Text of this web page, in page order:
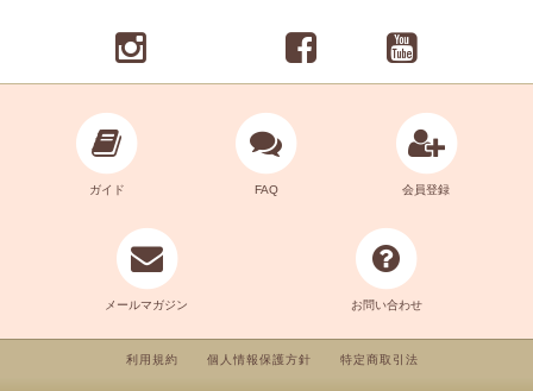
ガイド FAQ 会員登録
メールマガジン お問い合わせ
利用規約 個人情報保護方針 特定商取引法